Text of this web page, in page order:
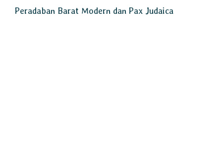
Peradaban Barat Modern dan Pax Judaica